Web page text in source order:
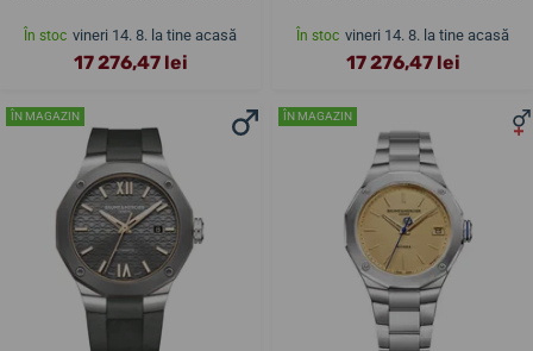
În stoc vineri 14. 8. la tine acasă
17 276,47 lei
În stoc vineri 14. 8. la tine acasă
17 276,47 lei
ÎN MAGAZIN ÎN MAGAZIN